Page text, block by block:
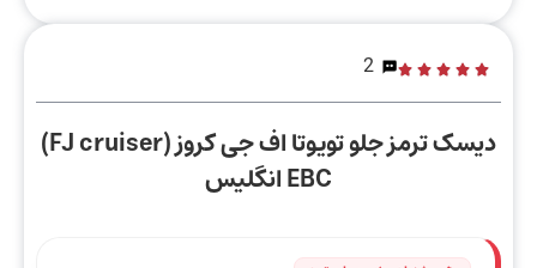
2
دیسک ترمز جلو تویوتا اف جی کروز (FJ cruiser)
EBC انگلیس